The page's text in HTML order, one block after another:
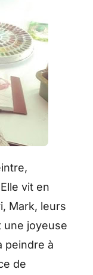
vit en
Mark, leurs
une joyeuse
peindre à
de